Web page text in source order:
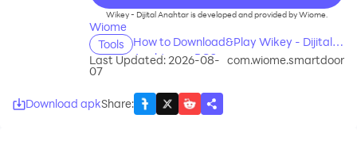
Wikey - Dijital Anahtar is developed and provided by Wiome.
Wiome
Tools
How to Download&Play Wikey - Dijital
Anahtar on PC?
Last Updated: 2026-08-
07
com.wiome.smartdoor
Download apkShare: